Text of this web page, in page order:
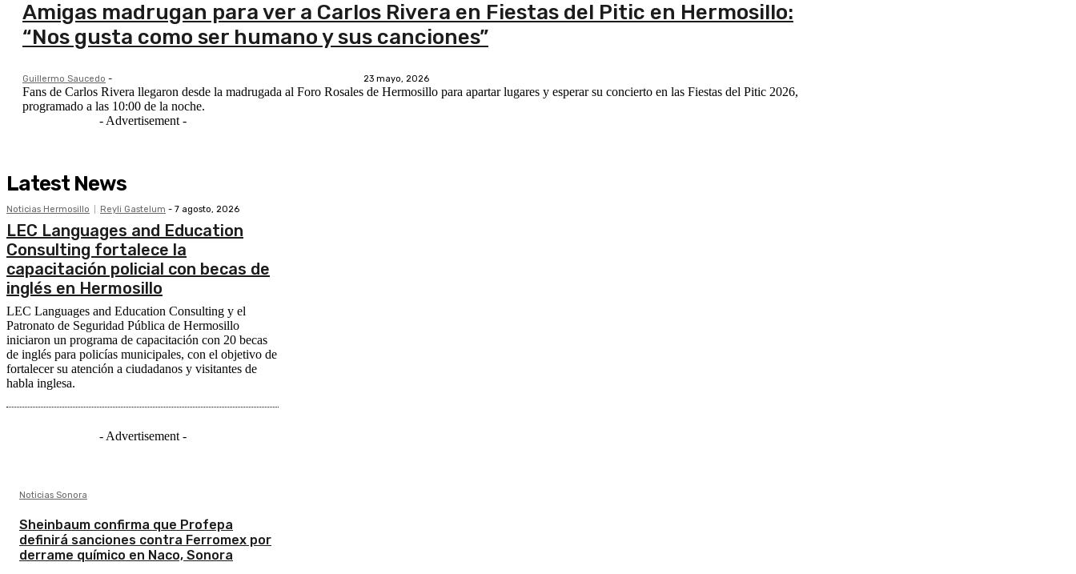
Amigas madrugan para ver a Carlos Rivera en Fiestas del Pitic en Hermosillo:
“Nos gusta como ser humano y sus canciones”
Guillermo Saucedo - 23 mayo, 2026
Fans de Carlos Rivera llegaron desde la madrugada al Foro Rosales de Hermosillo para apartar lugares y esperar su concierto en las Fiestas del Pitic 2026,
programado a las 10:00 de la noche.
- Advertisement -
Latest News
Noticias Hermosillo Reyli Gastelum - 7 agosto, 2026
LEC Languages and Education
Consulting fortalece la
capacitación policial con becas de
inglés en Hermosillo
LEC Languages and Education Consulting y el
Patronato de Seguridad Pública de Hermosillo
iniciaron un programa de capacitación con 20 becas
de inglés para policías municipales, con el objetivo de
fortalecer su atención a ciudadanos y visitantes de
habla inglesa.
- Advertisement -
Noticias Sonora
Sheinbaum confirma que Profepa
definirá sanciones contra Ferromex por
derrame químico en Naco, Sonora